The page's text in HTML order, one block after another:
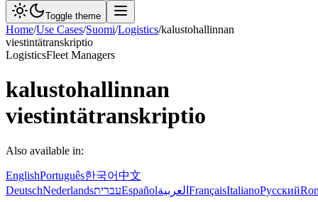
Toggle theme
Home/Use Cases/Suomi/Logistics/kalustohallinnan
viestintätranskriptio
LogisticsFleet Managers
kalustohallinnan
viestintätranskriptio
Also available in:
EnglishPortuguês한국어中文
DeutschNederlandsעבריתEspañolالعربية FrançaisItalianoРусский